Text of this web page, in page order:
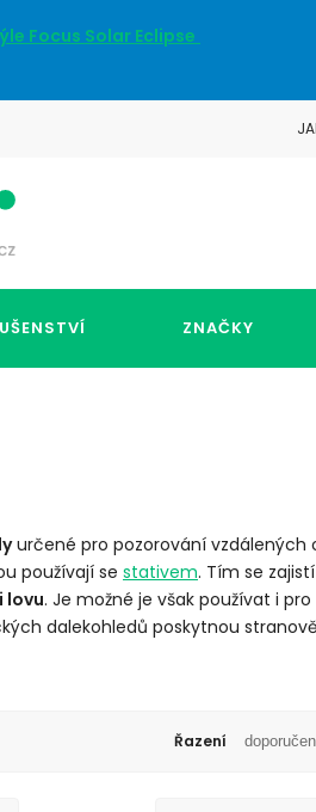
Focus Solar Eclipse
ZNAČKY
určené pro pozorování vzdálených
používají se stativem. Tím se
lovu. Je možné je však používat i pro
dalekohledů poskytnou
Řazení